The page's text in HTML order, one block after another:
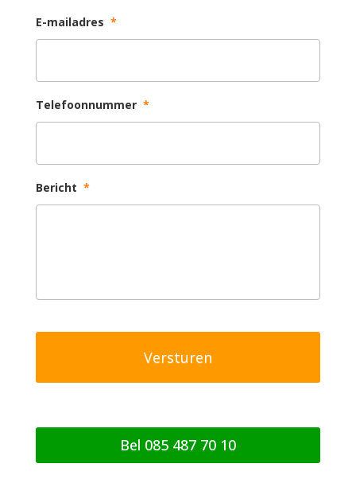
E-mailadres *
Telefoonnummer *
Bericht *
Bel 085 487 70 10